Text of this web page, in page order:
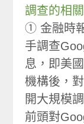
調查的相
① 金融時
手調查
息，即美
機構後，
開大規模
前頭對